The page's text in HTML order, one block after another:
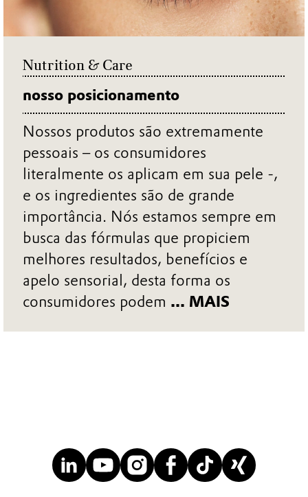
Nutrition & Care
nosso posicionamento
Nossos produtos são extremamente
pessoais – os consumidores
literalmente os aplicam em sua pele -,
e os ingredientes são de grande
importância. Nós estamos sempre em
busca das fórmulas que propiciem
melhores resultados, benefícios e
apelo sensorial, desta forma os
consumidores podem ... MAIS